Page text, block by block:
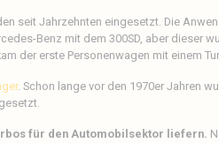
seit Jahrzehnten eingesetzt. Die
Benz mit dem 300SD, aber dieser
der erste Personenwagen mit einem
. Schon lange vor den 1970er Jahren
für den Automobilsektor liefern.